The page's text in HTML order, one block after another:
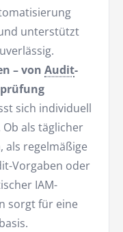
unterstützt
– von Audit-
sich individuell
Ob als täglicher
als regelmäßige
Vorgaben oder
IAM-
sorgt für eine